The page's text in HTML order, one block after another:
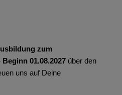
zum
01.08.2027 über den
uns auf Deine